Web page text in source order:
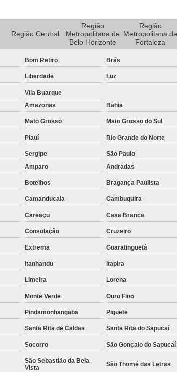
Rastreador de Veiculos Portatil
Rastreador Movel para Carros
Rastreador para Colocar em
Rastreador Portátil para Veículos
Bloqueador e Rastreador Automotivo
Gps Veicular Rastreador
Rastreador Automotivo Belo Horizonte
Rastreador e Bloqueador Automotivo
Rastreador e Bloqueador Veicular
Rastreador Gps Automotivo
Empresa de Rastreamento de
Rastreador de Caminhão
Rastreador de Caminhão Minas
Rastreamento de Caminhão Via Satélite
Empresa de Rastreador Veicular
Rastreador de Automóveis
Rastreador
Rastreador de Carro Minas
Rastreador para Carros
Região Central
Região
Metropolitana de
Belo Horizonte
Região
Metropolitana de
Fortaleza
Bom Retiro Brás
Liberdade Luz
Vila Buarque
Amazonas Bahia
Mato Grosso Mato Grosso do Sul
Piauí Rio Grande do Norte
Sergipe São Paulo
Amparo Andradas
Botelhos Bragança Paulista
Camanducaia Cambuquira
Careaçu Casa Branca
Consolação Cruzeiro
Extrema Guaratinguetá
Itanhandu Itapira
Limeira Lorena
Monte Verde Ouro Fino
Pindamonhangaba Piquete
Santa Rita de Caldas Santa Rita do Sapucaí
Socorro São Gonçalo do Sapucaí
São Sebastião da Bela
Vista
São Thomé das Letras